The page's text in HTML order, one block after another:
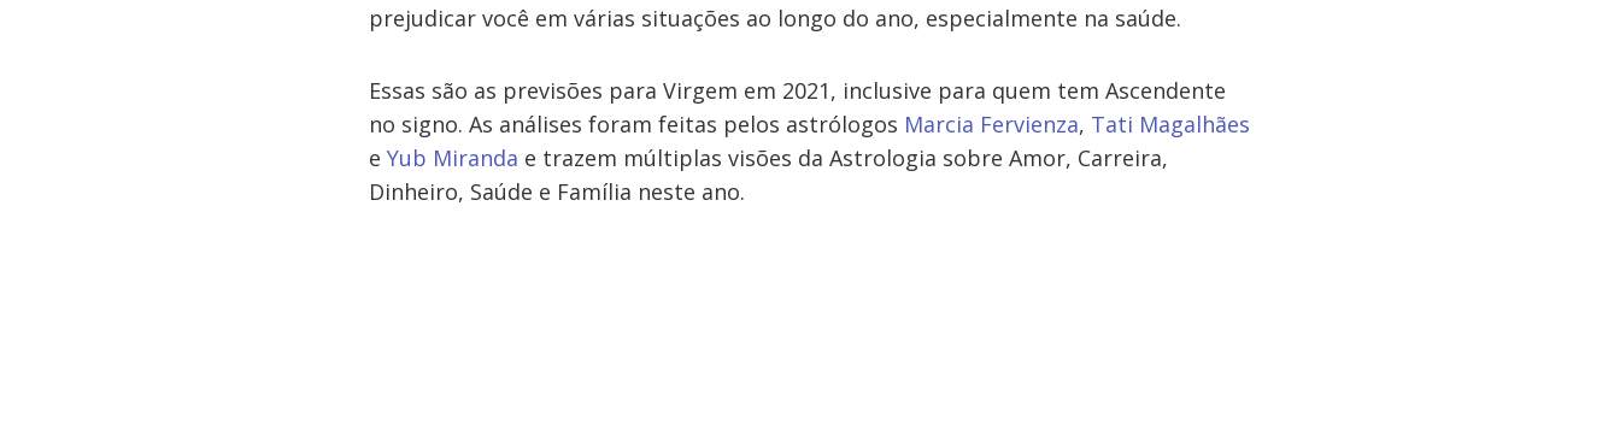
prejudicar você em várias situações ao longo do ano, especialmente na saúde.
Essas são as previsões para Virgem em 2021, inclusive para quem tem Ascendente
no signo. As análises foram feitas pelos astrólogos Marcia Fervienza, Tati Magalhães
e Yub Miranda e trazem múltiplas visões da Astrologia sobre Amor, Carreira,
Dinheiro, Saúde e Família neste ano.